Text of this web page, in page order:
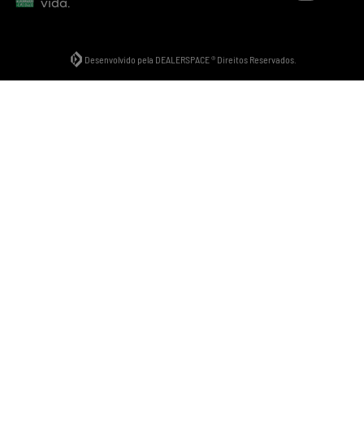
Desenvolvido pela DEALERSPACE ® Direitos Reservados.